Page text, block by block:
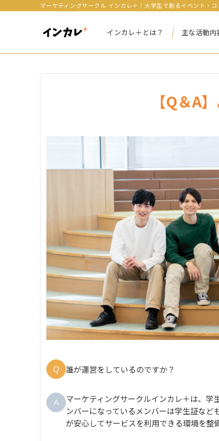
マーケティングサークル インカレ＋｜大学生で創るイベント・コ
インカレ＋とは？ 主な活動内
【Q＆A
Q 誰が運営をしているのですか？
A
マーケティングサークルインカレ＋は、学
ンバーになっているメンバーは学生証な
が安心してサービスを利用できる環境を整